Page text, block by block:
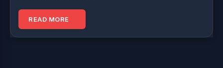
READ MORE